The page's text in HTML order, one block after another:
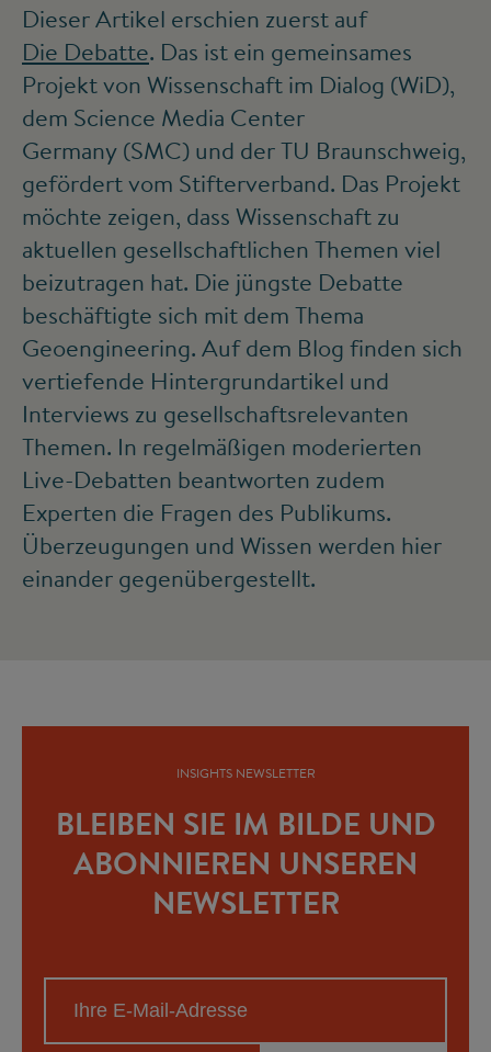
Dieser Artikel erschien zuerst auf
Die Debatte. Das ist ein gemeinsames
Projekt von Wissenschaft im Dialog (WiD),
dem Science Media Center
Germany (SMC) und der TU Braunschweig,
gefördert vom Stifterverband. Das Projekt
möchte zeigen, dass Wissenschaft zu
aktuellen gesellschaft­lichen Themen viel
beizutragen hat. Die jüngste Debatte
beschäftigte sich mit dem Thema
Geoengineering. Auf dem Blog finden sich
vertiefende Hintergrund­artikel und
Interviews zu gesellschafts­relevanten
Themen. In regelmäßigen moderierten
Live-Debatten beantworten zudem
Experten die Fragen des Publikums.
Überzeu­gungen und Wissen werden hier
einander gegenüber­gestellt.
INSIGHTS NEWSLETTER
BLEIBEN SIE IM BILDE UND
ABONNIEREN UNSEREN
NEWSLETTER